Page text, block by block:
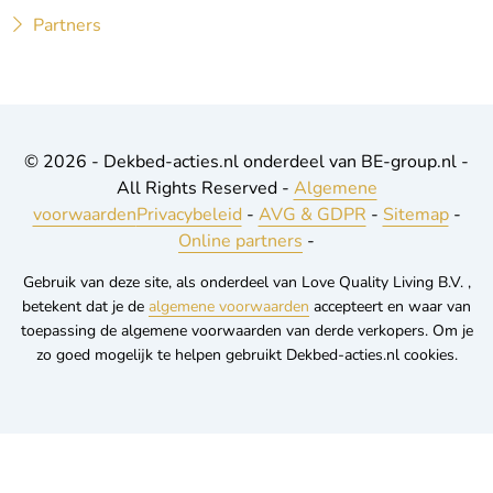
Partners
© 2026 - Dekbed-acties.nl onderdeel van BE-group.nl -
All Rights Reserved - Algemene
voorwaardenPrivacybeleid- AVG & GDPR - Sitemap-
Online partners -
Gebruik van deze site, als onderdeel van Love Quality Living B.V. ,
betekent dat je de algemene voorwaarden accepteert en waar van
toepassing de algemene voorwaarden van derde verkopers. Om je
zo goed mogelijk te helpen gebruikt Dekbed-acties.nl cookies.